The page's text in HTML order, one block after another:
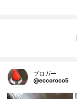
ブロガー
@eccoroco5